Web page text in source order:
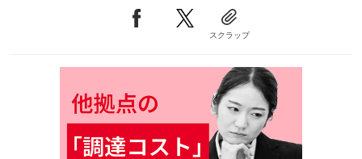
スクラップ